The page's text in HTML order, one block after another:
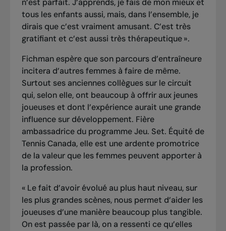
n’est parfait. J’apprends, je fais de mon mieux et
tous les enfants aussi, mais, dans l’ensemble, je
dirais que c’est vraiment amusant. C’est très
gratifiant et c’est aussi très thérapeutique ».
Fichman espère que son parcours d’entraîneure
incitera d’autres femmes à faire de même.
Surtout ses anciennes collègues sur le circuit
qui, selon elle, ont beaucoup à offrir aux jeunes
joueuses et dont l’expérience aurait une grande
influence sur développement. Fière
ambassadrice du programme Jeu. Set. Équité de
Tennis Canada, elle est une ardente promotrice
de la valeur que les femmes peuvent apporter à
la profession.
« Le fait d’avoir évolué au plus haut niveau, sur
les plus grandes scènes, nous permet d’aider les
joueuses d’une manière beaucoup plus tangible.
On est passée par là, on a ressenti ce qu’elles